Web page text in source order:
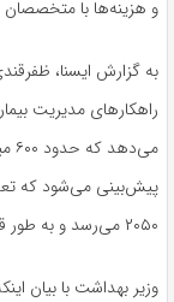
و هزینه‌ها با
به گزارش ایسنا،
راهکارهای مدیریت
۲۰۵۰ می‌رسد و به طور قطع نیز این افزایش در کشور ما نیز رخ می‌دهد.